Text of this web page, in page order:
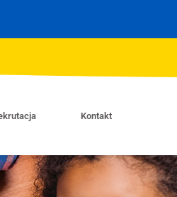
Kontakt